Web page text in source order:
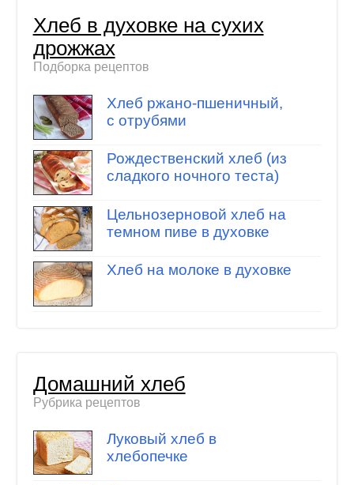
Хлеб в духовке на сухих
дрожжах
Подборка рецептов
Хлеб ржано-пшеничный,
с отрубями
Рождественский хлеб (из
сладкого ночного теста)
Цельнозерновой хлеб на
темном пиве в духовке
Хлеб на молоке в духовке
Домашний хлеб
Рубрика рецептов
Луковый хлеб в
хлебопечке